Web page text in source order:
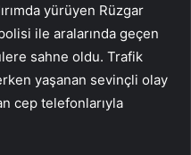
yürüyen Rüzgar
ile aralarında geçen
sahne oldu. Trafik
yaşanan sevinçli olay
cep telefonlarıyla